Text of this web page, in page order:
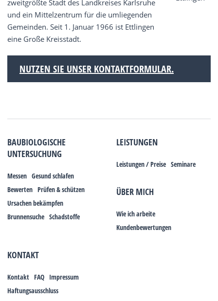
zweitgrößte Stadt des Landkreises Karlsruhe
und ein Mittelzentrum für die umliegenden
Gemeinden. Seit 1. Januar 1966 ist Ettlingen
eine Große Kreisstadt.
NUTZEN SIE UNSER KONTAKTFORMULAR.
BAUBIOLOGISCHE
UNTERSUCHUNG
Messen Gesund schlafen
Bewerten Prüfen & schützen
Ursachen bekämpfen
Brunnensuche Schadstoffe
LEISTUNGEN
Leistungen / Preise Seminare
ÜBER MICH
Wie ich arbeite
Kundenbewertungen
KONTAKT
Kontakt FAQ Impressum
Haftungsausschluss